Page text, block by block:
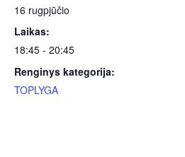
16 rugpjūčio
Laikas:
18:45 - 20:45
Renginys kategorija:
TOPLYGA